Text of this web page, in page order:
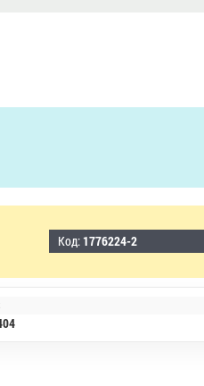
Код: 1776224-2